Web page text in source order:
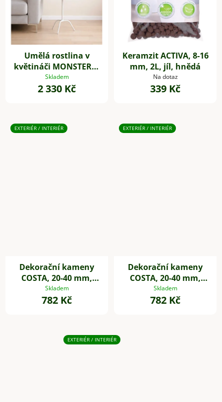
Umělá rostlina v
květináči MONSTERA,
plast, výška 85 cm,
zelená
Skladem
2 330 Kč
Keramzit ACTIVA, 8-16
mm, 2L, jíl, hnědá
Na dotaz
339 Kč
EXTERIÉR / INTERIÉR
Dekorační kameny
COSTA, 20-40 mm,
plast, bílá
Skladem
782 Kč
EXTERIÉR / INTERIÉR
Dekorační kameny
COSTA, 20-40 mm,
plast, šedá
Skladem
782 Kč
EXTERIÉR / INTERIÉR